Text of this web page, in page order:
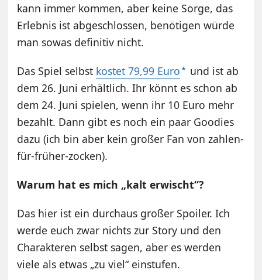
kann immer kommen, aber keine Sorge, das
Erlebnis ist abgeschlossen, benötigen würde
man sowas definitiv nicht.
Das Spiel selbst kostet 79,99 Euro
und ist ab
dem 26. Juni erhältlich. Ihr könnt es schon ab
dem 24. Juni spielen, wenn ihr 10 Euro mehr
bezahlt. Dann gibt es noch ein paar Goodies
dazu (ich bin aber kein großer Fan von zahlen-
für-früher-zocken).
Warum hat es mich „kalt erwischt“?
Das hier ist ein durchaus großer Spoiler. Ich
werde euch zwar nichts zur Story und den
Charakteren selbst sagen, aber es werden
viele als etwas „zu viel“ einstufen.